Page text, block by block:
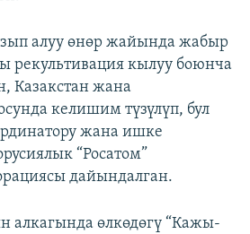
алуу өнөр жайында жабыр
рекультивация кылуу боюнча
Казакстан жана
келишим түзүлүп, бул
жана ишке
“Росатом”
дайындалган.
алкагында өлкөдөгү “Кажы-